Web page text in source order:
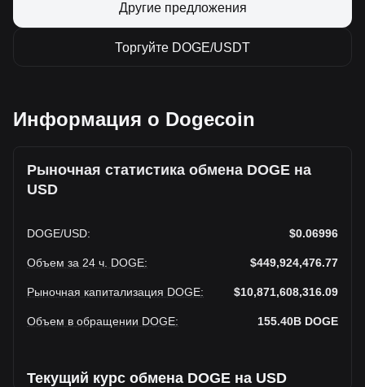
Другие предложения
Торгуйте DOGE/USDT
Информация о Dogecoin
Рыночная статистика обмена DOGE на
USD
DOGE/USD: $0.06996
Объем за 24 ч. DOGE: $449,924,476.77
Рыночная капитализация DOGE: $10,871,608,316.09
Объем в обращении DOGE: 155.40B DOGE
Текущий курс обмена DOGE на USD